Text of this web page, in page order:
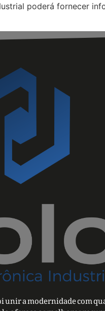
poderá fornecer
a modernidade com